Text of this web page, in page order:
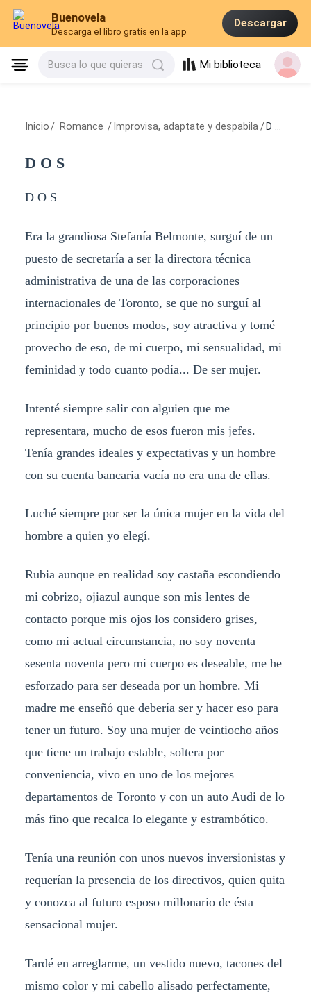
Buenovela
Descarga el libro gratis en la app
Descargar
Busca lo que quieras Mi biblioteca
Inicio / Romance / Improvisa, adaptate y despabila / D O S
D O S
D O S
Era la grandiosa Stefanía Belmonte, surguí de un
puesto de secretaría a ser la directora técnica
administrativa de una de las corporaciones
internacionales de Toronto, se que no surguí al
principio por buenos modos, soy atractiva y tomé
provecho de eso, de mi cuerpo, mi sensualidad, mi
feminidad y todo cuanto podía... De ser mujer.
Intenté siempre salir con alguien que me
representara, mucho de esos fueron mis jefes.
Tenía grandes ideales y expectativas y un hombre
con su cuenta bancaria vacía no era una de ellas.
Luché siempre por ser la única mujer en la vida del
hombre a quien yo elegí.
Rubia aunque en realidad soy castaña escondiendo
mi cobrizo, ojiazul aunque son mis lentes de
contacto porque mis ojos los considero grises,
como mi actual circunstancia, no soy noventa
sesenta noventa pero mi cuerpo es deseable, me he
esforzado para ser deseada por un hombre. Mi
madre me enseñó que debería ser y hacer eso para
tener un futuro. Soy una mujer de veintiocho años
que tiene un trabajo estable, soltera por
conveniencia, vivo en uno de los mejores
departamentos de Toronto y con un auto Audi de lo
más fino que recalca lo elegante y estrambótico.
Tenía una reunión con unos nuevos inversionistas y
requerían la presencia de los directivos, quien quita
y conozca al futuro esposo millonario de ésta
sensacional mujer.
Tardé en arreglarme, un vestido nuevo, tacones del
mismo color y mi cabello alisado perfectamente,